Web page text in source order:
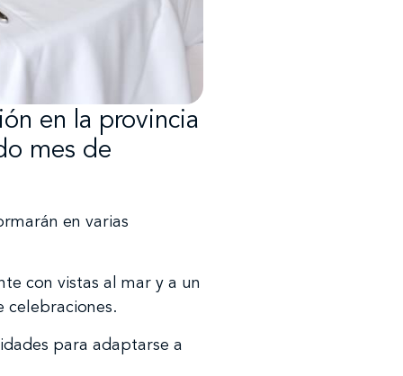
en la provincia
mes de
en varias
con vistas al mar y a un
celebraciones.
para adaptarse a